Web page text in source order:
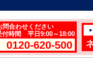
問合わせください
付時間 平日9:00～18:00
0120-620-500